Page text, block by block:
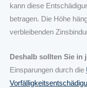
kann diese
betragen. Die Höhe
verbleibenden
Deshalb sollten Sie in
Einsparungen durch die